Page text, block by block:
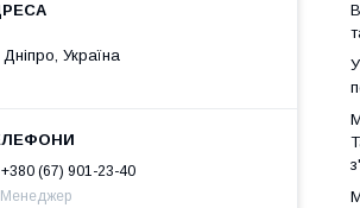
Дніпро, Україна
+380 (67) 901-23-40
Менеджер